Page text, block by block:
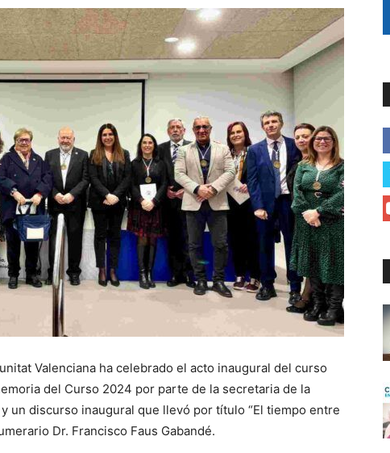
Valenciana ha celebrado el acto inaugural del curso
del Curso 2024 por parte de la secretaria de la
un discurso inaugural que llevó por título “El tiempo entre
Dr. Francisco Faus Gabandé.